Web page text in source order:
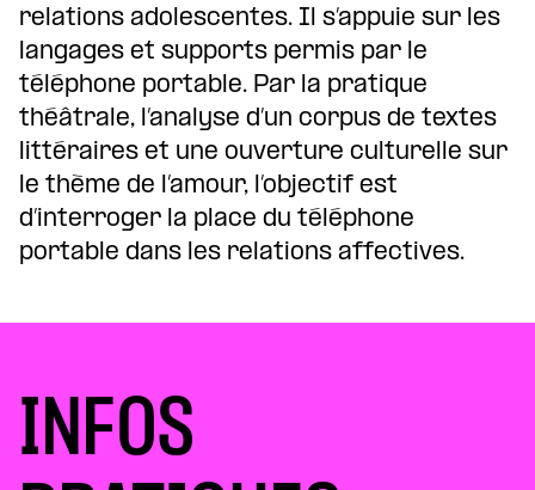
relations adolescentes. Il s’appuie sur les
langages et supports permis par le
téléphone portable. Par la pratique
théâtrale, l’analyse d’un corpus de textes
littéraires et une ouverture culturelle sur
le thème de l’amour, l’objectif est
d’interroger la place du téléphone
portable dans les relations affectives.
INFOS